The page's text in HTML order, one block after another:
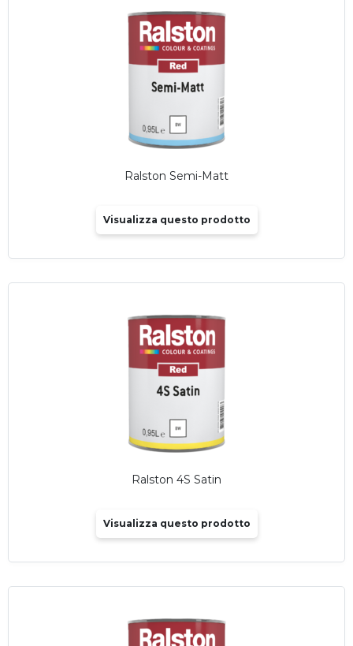
Ralston Semi-Matt
Visualizza questo prodotto
Ralston 4S Satin
Visualizza questo prodotto